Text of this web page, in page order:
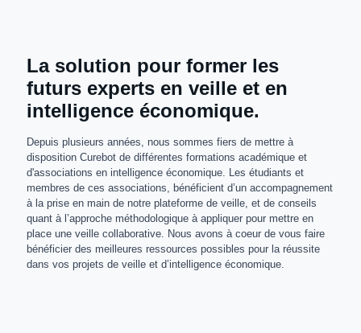
La solution pour former les
futurs experts en veille et en
intelligence économique.
Depuis plusieurs années, nous sommes fiers de mettre à
disposition Curebot de différentes formations académique et
d'associations en intelligence économique. Les étudiants et
membres de ces associations, bénéficient d’un accompagnement
à la prise en main de notre plateforme de veille, et de conseils
quant à l’approche méthodologique à appliquer pour mettre en
place une veille collaborative. Nous avons à coeur de vous faire
bénéficier des meilleures ressources possibles pour la réussite
dans vos projets de veille et d’intelligence économique.